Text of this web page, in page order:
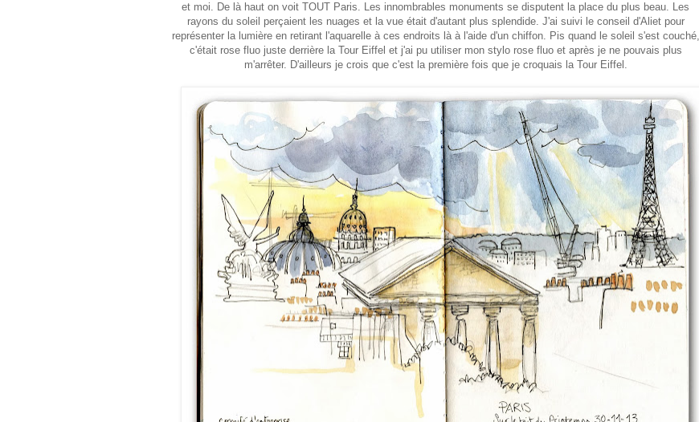
et moi. De là haut on voit TOUT Paris. Les innombrables monuments se disputent la place du plus beau. Les
rayons du soleil perçaient les nuages et la vue était d'autant plus splendide. J'ai suivi le conseil d'Aliet pour
représenter la lumière en retirant l'aquarelle à ces endroits là à l'aide d'un chiffon. Pis quand le soleil s'est couché,
c'était rose fluo juste derrière la Tour Eiffel et j'ai pu utiliser mon stylo rose fluo et après je ne pouvais plus
m'arrêter. D'ailleurs je crois que c'est la première fois que je croquais la Tour Eiffel.